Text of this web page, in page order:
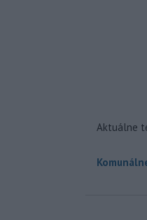
Aktuálne